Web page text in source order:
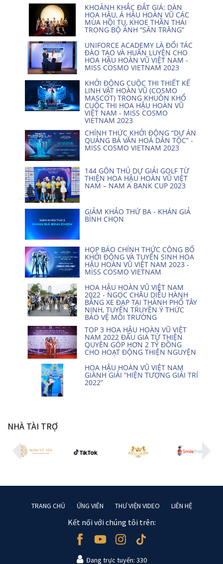
KHOẢNH KHẮC ĐẮT GIÁ: DÀN
HOA HẬU, Á HẬU HOÀN VŨ CÁC
MÙA HỘI TỤ, KHOE THẦN THÁI
TRONG BỘ ẢNH “SĂN TRĂNG”
UNIFORCE ACADEMY LÀ ĐỐI TÁC
ĐÀO TẠO VÀ HUẤN LUYỆN CHO
HOA HẬU HOÀN VŨ VIỆT NAM -
MISS COSMO VIETNAM 2023
KHỞI ĐỘNG CUỘC THI THIẾT KẾ
LINH VẬT HOÀN VŨ (COSMO
MASCOT) TRONG KHUÔN KHỔ
CUỘC THI HOA HẬU HOÀN VŨ
VIỆT NAM - MISS COSMO
VIETNAM 2023
CHÍNH THỨC KHỞI ĐỘNG “DỰ ÁN
QUẢNG BÁ VĂN HOÁ DÂN TỘC” -
MISS COSMO VIETNAM 2023
144 GÔN THỦ DỰ GIẢI GOLF TỪ
THIỆN HOA HẬU HOÀN VŨ VIỆT
NAM – NAM A BANK CUP 2023
GIẢM KHẢO THỨ BA - KHÁN GIẢ
BÌNH CHỌN
HỌP BÁO CHÍNH THỨC CÔNG BỐ
KHỞI ĐỘNG VÀ TUYỂN SINH HOA
HẬU HOÀN VŨ VIỆT NAM 2023 -
MISS COSMO VIETNAM
HOA HẬU HOÀN VŨ VIỆT NAM
2022 - NGỌC CHÂU DIỄU HÀNH
BẰNG XE ĐẠP TẠI THÀNH PHỐ TÂY
NINH, TUYÊN TRUYỀN Ý THỨC
BẢO VỆ MÔI TRƯỜNG
TOP 3 HOA HẬU HOÀN VŨ VIỆT
NAM 2022 ĐẤU GIÁ TỪ THIỆN
QUYÊN GÓP HƠN 2 TỶ ĐỒNG
CHO HOẠT ĐỘNG THIỆN NGUYỆN
HOA HẬU HOÀN VŨ VIỆT NAM
GIÀNH GIẢI “HIỆN TƯỢNG GIẢI TRÍ
2022”
NHÀ TÀI TRỢ
TRANG CHỦ ỨNG VIÊN THƯ VIỆN VIDEO LIÊN HỆ
Kết nối với chúng tôi trên:
Đang trực tuyến: 330